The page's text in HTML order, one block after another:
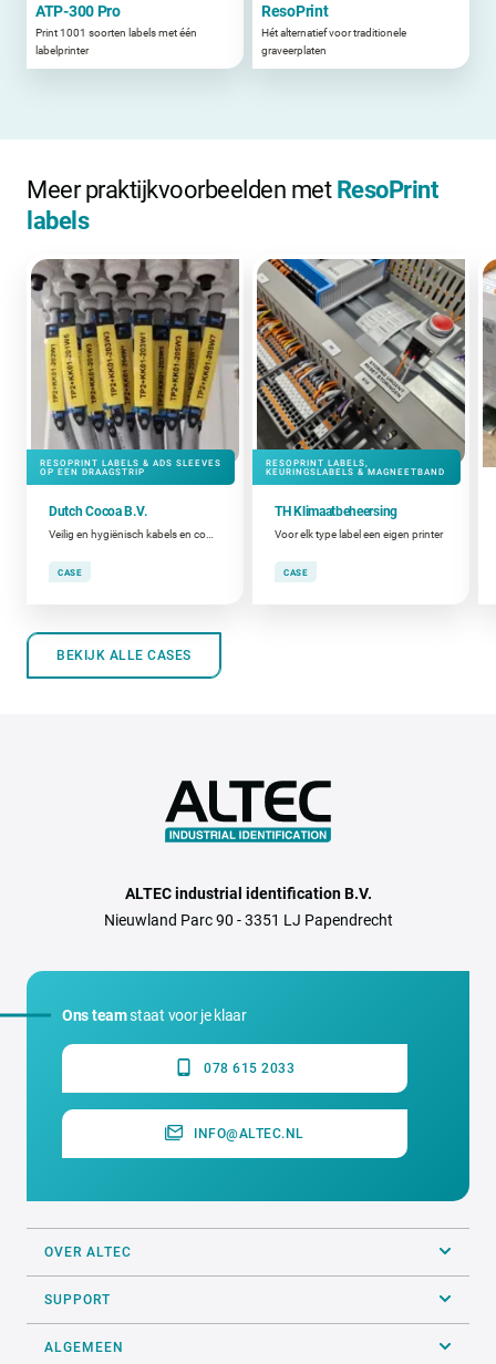
ATP-300 Pro
Print 1001 soorten labels met één
labelprinter
ResoPrint
Hét alternatief voor traditionele
graveerplaten
Meer praktijkvoorbeelden met ResoPrint
labels
RESOPRINT LABELS & ADS SLEEVES
OP EEN DRAAGSTRIP
Dutch Cocoa B.V.
Veilig en hygiënisch kabels en componenten coderen
CASE
RESOPRINT LABELS,
KEURINGSLABELS & MAGNEETBAND
TH Klimaatbeheersing
Voor elk type label een eigen printer
CASE
BEKIJK ALLE CASES
ALTEC industrial identification B.V.
Nieuwland Parc 90 - 3351 LJ Papendrecht
Ons teamstaat voor je klaar
078 615 2033
INFO@ALTEC.NL
OVER ALTEC
SUPPORT
ALGEMEEN